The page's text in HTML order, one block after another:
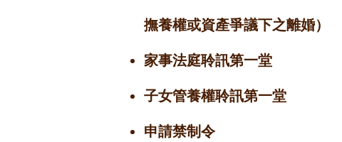
撫養權或資產爭議下之離婚）
家事法庭聆訊第一堂
子女管養權聆訊第一堂
申請禁制令